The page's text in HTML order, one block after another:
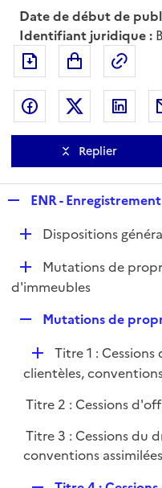
Date de début de
Identifiant juridique :
Exporter le
Partager surPartager
Replier
p
l
i
e
r
ENR - Enregistrement
D
l
r
Dispositions
D
é
i
e
r
Mutations de
d'immeubles
p
l
i
e
r
Mutations de
D
é
l
i
e
Titre 1 :
clientèles,
Titre 2 : Cessions
Titre 3 : Cessions du
conventions assimilées